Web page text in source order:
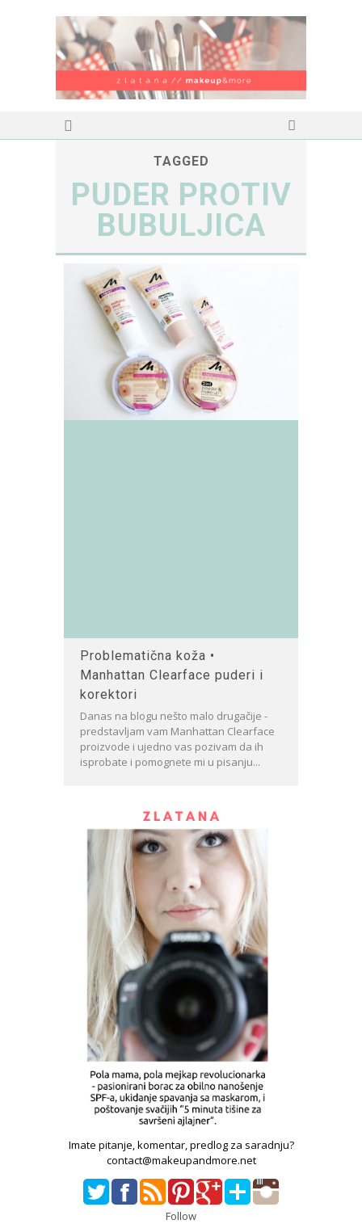
TAGGED
PUDER PROTIV
BUBULJICA
Problematična koža •
Manhattan Clearface puderi i
korektori
Danas na blogu nešto malo drugačije -
predstavljam vam Manhattan Clearface
proizvode i ujedno vas pozivam da ih
isprobate i pomognete mi u pisanju...
Imate pitanje, komentar, predlog za saradnju?
contact@makeupandmore.net
Follow